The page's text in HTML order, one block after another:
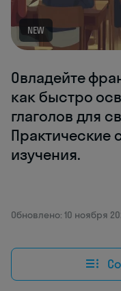
NEW
Овладейте
как быстро
глаголов для
Практические
изучения.
Обновлено: 10 ноября